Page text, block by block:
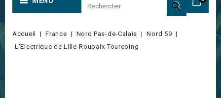

Accueil France Nord Pas-de-Calais
Nord 59
L'Electrique de Lille-Roubaix-Tourcoing